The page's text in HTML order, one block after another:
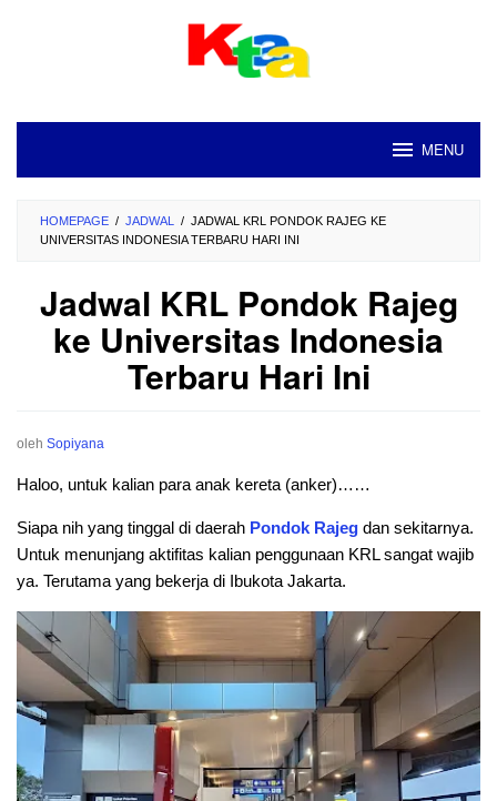
MENU
HOMEPAGE / JADWAL / JADWAL KRL PONDOK RAJEG KE
UNIVERSITAS INDONESIA TERBARU HARI INI
Jadwal KRL Pondok Rajeg
ke Universitas Indonesia
Terbaru Hari Ini
oleh Sopiyana
Haloo, untuk kalian para anak kereta (anker)……
Siapa nih yang tinggal di daerah Pondok Rajeg dan sekitarnya.
Untuk menunjang aktifitas kalian penggunaan KRL sangat wajib
ya. Terutama yang bekerja di Ibukota Jakarta.